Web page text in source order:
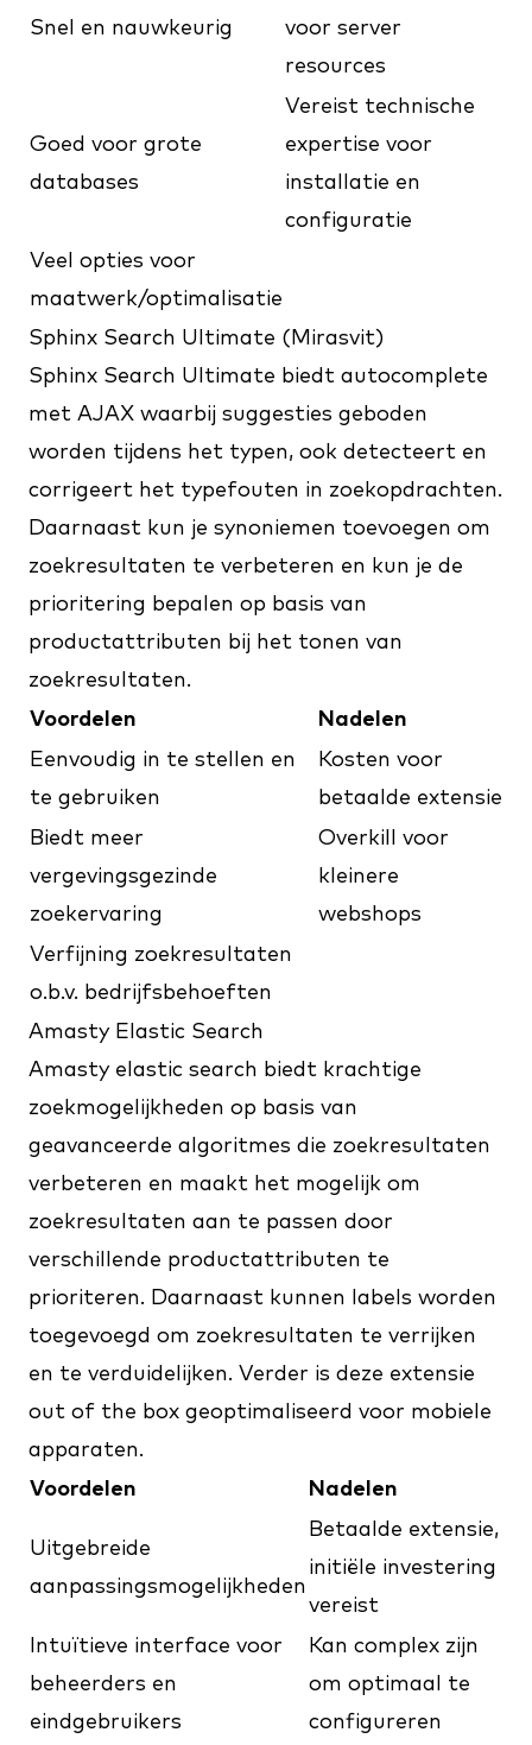
Snel en nauwkeurig
voor server
resources
Goed voor grote
databases
Vereist technische
expertise voor
installatie en
configuratie
Veel opties voor
maatwerk/optimalisatie
Sphinx Search Ultimate (Mirasvit)
Sphinx Search Ultimate biedt autocomplete
met AJAX waarbij suggesties geboden
worden tijdens het typen, ook detecteert en
corrigeert het typefouten in zoekopdrachten.
Daarnaast kun je synoniemen toevoegen om
zoekresultaten te verbeteren en kun je de
prioritering bepalen op basis van
productattributen bij het tonen van
zoekresultaten.
Voordelen
Nadelen
Eenvoudig in te stellen en
te gebruiken
Kosten voor
betaalde extensie
Biedt meer
vergevingsgezinde
zoekervaring
Overkill voor
kleinere
webshops
Verfijning zoekresultaten
o.b.v. bedrijfsbehoeften
Amasty Elastic Search
Amasty elastic search biedt krachtige
zoekmogelijkheden op basis van
geavanceerde algoritmes die zoekresultaten
verbeteren en maakt het mogelijk om
zoekresultaten aan te passen door
verschillende productattributen te
prioriteren. Daarnaast kunnen labels worden
toegevoegd om zoekresultaten te verrijken
en te verduidelijken. Verder is deze extensie
out of the box geoptimaliseerd voor mobiele
apparaten.
Voordelen
Nadelen
Uitgebreide
aanpassingsmogelijkheden
Betaalde extensie,
initiële investering
vereist
Intuïtieve interface voor
beheerders en
eindgebruikers
Kan complex zijn
om optimaal te
configureren